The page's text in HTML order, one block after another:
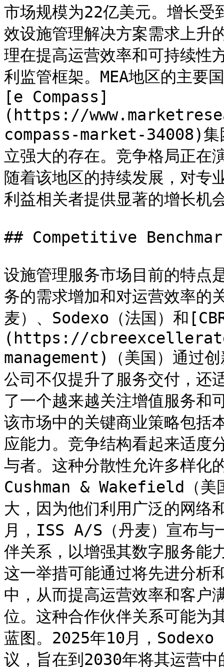
市场规模为22亿美元。增长受
效设施管理解决方案需求上升
理在提高运营效率和可持续性
利监管框架。MEA地区的主要
[e Compass]
(https://
compass-market-34008)
立强大的存在。竞争格局正在
随着该地区的持续发展，对专
利益相关者提供显著的增长机
## Competitive
设施管理服务市场目前的特点
务的需求增加和对运营效率
麦）、Sodexo（法国）和
(https://
management)（美国）通过
公司不仅提升了服务交付，还
了一个越来越关注增值服务和
该市场中的关键商业策略包括
应能力。竞争结构看起来适度
与者。这种分散性允许多样化
Cushman & Wakefield（美
大，因为他们利用广泛的网络
月，ISS A/S（丹麦）宣布与
伴关系，以增强其数字服务能
这一举措可能通过将先进分析
中，从而提高运营效率和客户
位。这种合作伙伴关系可能为
蓝图。2025年10月，Sodexo
议，旨在到2030年将其运营中